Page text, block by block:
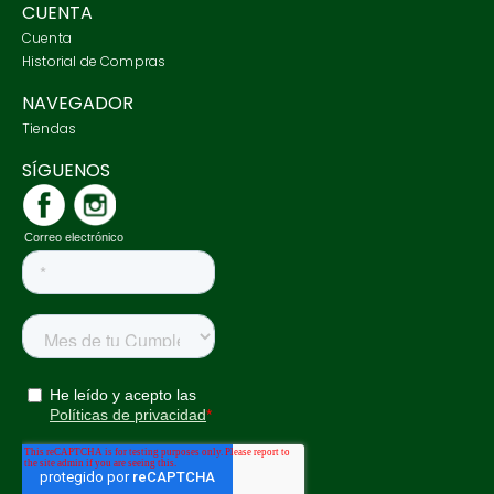
CUENTA
Cuenta
Historial de Compras
NAVEGADOR
Tiendas
SÍGUENOS